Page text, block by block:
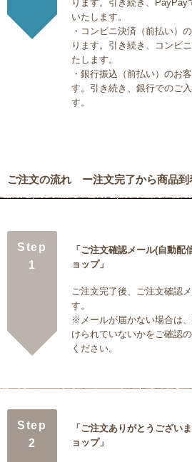
ります。引き続き、
いたします。
・コンビニ決済（前払い）
ります。引き続き、コンビ
たします。
・銀行振込（前払い）のお
す。引き続き、銀行でのご
す。
ご注文の流れ ー注文完了から商品到
Step
1
「ご注文確認メール(自動
ョップ」
ご注文完了後、ご注文確認
す。
※メールが届かない場合は
けられていないかをご確認の
ください。
Step
2
「ご注文ありがとうござい
ョップ」